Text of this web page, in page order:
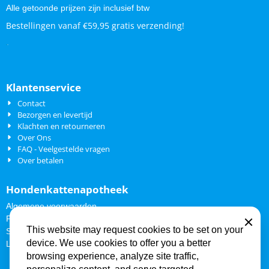
Alle getoonde prijzen zijn inclusief btw
Bestellingen vanaf €59,95 gratis verzending!
Klantenservice
Contact
Bezorgen en levertijd
Klachten en retourneren
Over Ons
FAQ - Veelgestelde vragen
Over betalen
Hondenkattenapotheek
Algemene voorwaarden
Privacy Policy
Sitemap
Links
This website may request cookies to be set on your
device. We use cookies to offer you a better
browsing experience, analyze site traffic,
Close